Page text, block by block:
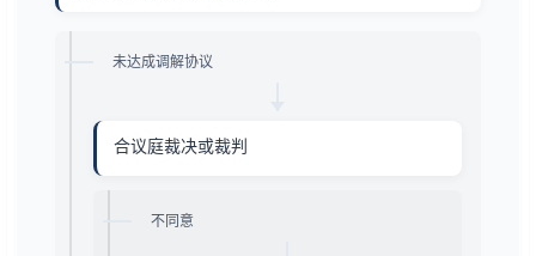
未达成调解协议
合议庭裁决或裁判
不同意